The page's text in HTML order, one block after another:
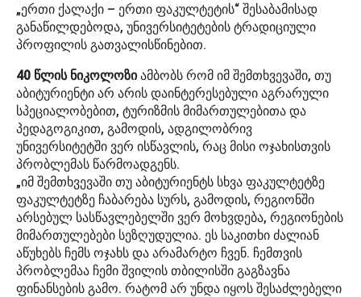
„ერთი ქალაქი – ერთი ფაკულტეტის“ შესაბამისად
განაწილდებოდა, უნივერსიტეტების ტრადიციული
პროფილის გათვალისწინებით.
40 წლის ნიკოლოზიამბობს რომ იმ შემთხვევაში, თუ
აბიტურიენტი არ არის დაინტერესებული აგრარული
სპეციალობებით, ტურიზმის მიმართულებითა და
პედაგოგიკით, გამოდის, ადგილობრივ
უნივერსიტეტში ვერ ისწავლის, რაც მისი ოჯახისთვის
პრობლემას წარმოადგენს.
„იმ შემთხვევაში თუ აბიტურიენტს სხვა ფაკულტეტზე
ფაკულტეტზე ჩაბარება სურს, გამოდის, რეგიონში
არსებულ სასწავლებელში ვერ მოხვდება, რეგიონების
მიმართულებები სეზღუდულია. ეს საკითხი ძალიან
აწუხებს ჩემს ოჯახს და არამარტო ჩვენ. ჩემთვის
პრობლემაა ჩემი შვილის თბილისში გაგზავნა
ფინანსების გამო. რატომ არ უნდა იყოს შესაძლებელი